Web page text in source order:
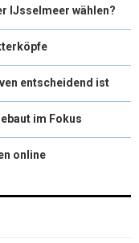
IJsselmeer wählen?
entscheidend ist
im Fokus
online